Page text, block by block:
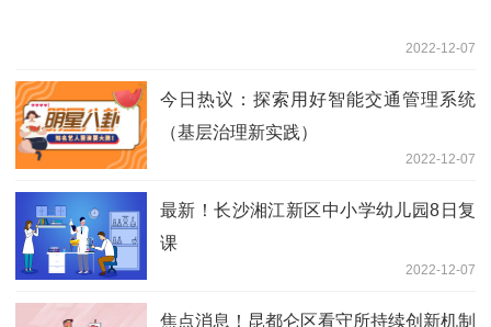
2022-12-07
今日热议：探索用好智能交通管理系统
（基层治理新实践）
2022-12-07
最新！长沙湘江新区中小学幼儿园8日复
课
2022-12-07
焦点消息！昆都仑区看守所持续创新机制